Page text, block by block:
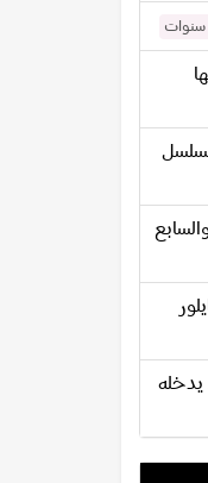
عيد ميلاد عضو فريق BTS بارك جيمين الـ 27 يدخله